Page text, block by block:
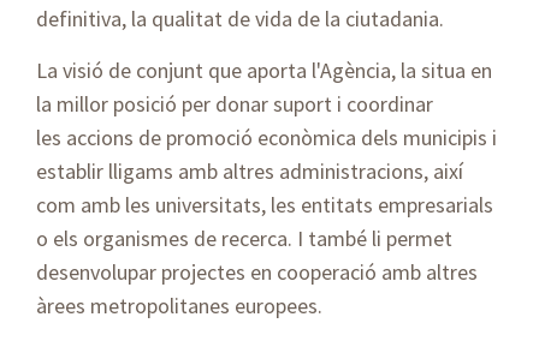
definitiva, la qualitat de vida de la ciutadania.
La visió de conjunt que aporta l'Agència, la situa en
la millor posició per donar suport i coordinar
les accions de promoció econòmica dels municipis i
establir lligams amb altres administracions, així
com amb les universitats, les entitats empresarials
o els organismes de recerca. I també li permet
desenvolupar projectes en cooperació amb altres
àrees metropolitanes europees.